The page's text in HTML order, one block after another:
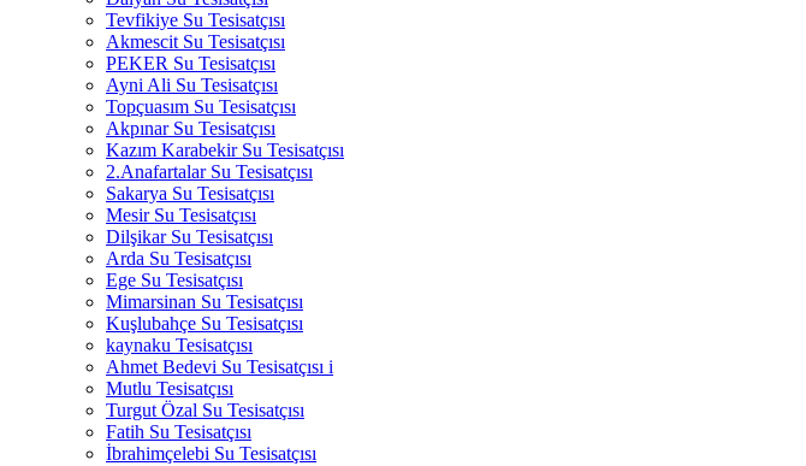
Tevfikiye Su Tesisatçısı
Akmescit Su Tesisatçısı
PEKER Su Tesisatçısı
Ayni Ali Su Tesisatçısı
Topçuasım Su Tesisatçısı
Akpınar Su Tesisatçısı
Kazım Karabekir Su Tesisatçısı
2.Anafartalar Su Tesisatçısı
Sakarya Su Tesisatçısı
Mesir Su Tesisatçısı
Dilşikar Su Tesisatçısı
Arda Su Tesisatçısı
Ege Su Tesisatçısı
Mimarsinan Su Tesisatçısı
Kuşlubahçe Su Tesisatçısı
kaynaku Tesisatçısı
Ahmet Bedevi Su Tesisatçısı i
Mutlu Tesisatçısı
Turgut Özal Su Tesisatçısı
Fatih Su Tesisatçısı
İbrahimçelebi Su Tesisatçısı